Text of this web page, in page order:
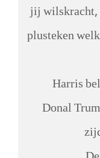
jij wilskracht,
plusteken
Harris
Donal